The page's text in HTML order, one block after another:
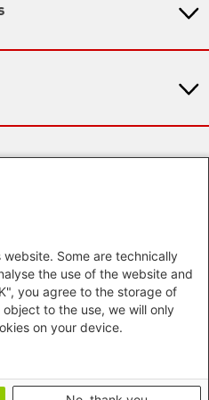
| Global
Africa,
Bundestag
Some are technically
the use of the website and
you agree to the storage of
to the use, we will only
on your device.